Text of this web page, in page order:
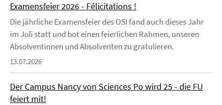
Examensfeier 2026 - Félicitations !
Die jährliche Examensfeier des OSI fand auch dieses Jahr
im Juli statt und bot einen feierlichen Rahmen, unseren
Absolventinnen und Absolventen zu gratulieren.
13.07.2026
Der Campus Nancy von Sciences Po wird 25 - die FU
feiert mit!